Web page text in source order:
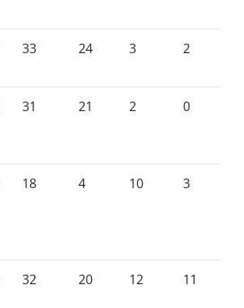
33 24 3 2
31 21 2 0
18 4 10 3
32 20 12 11